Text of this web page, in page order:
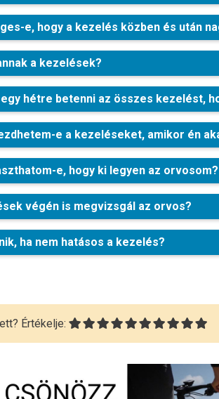
e, hogy a kezelés közben és után
a kezelések?
hétre betenni az összes kezelést,
e a kezeléseket, amikor én
e, hogy ki legyen az orvosom?
végén is megvizsgál az orvos?
ha nem hatásos a kezelés?
Értékelje: